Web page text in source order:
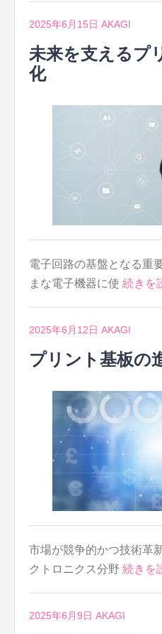
2025年6月15日 AKAGI
未来を支えるプ
化
電子回路の基盤となる重
まな電子機器に使 続きを
2025年6月12日 AKAGI
プリント基板の
市場が競争的かつ技術革
クトロニクス分野 続きを
2025年6月9日 AKAGI